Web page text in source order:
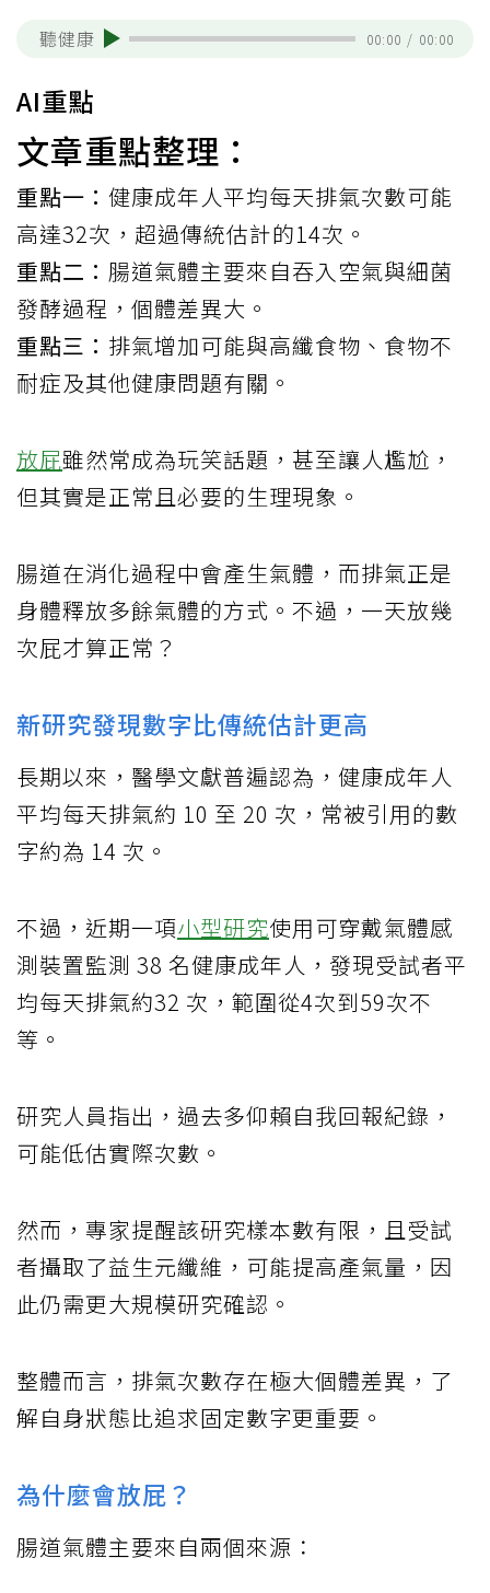
聽健康 00:00 / 00:00
AI重點
文章重點整理：
重點一： 健康成年人平均每天排氣次數可能
高達32次，超過傳統估計的14次。
重點二： 腸道氣體主要來自吞入空氣與細菌
發酵過程，個體差異大。
重點三： 排氣增加可能與高纖食物、食物不
耐症及其他健康問題有關。
放屁雖然常成為玩笑話題，甚至讓人尷尬，
但其實是正常且必要的生理現象。
腸道在消化過程中會產生氣體，而排氣正是
身體釋放多餘氣體的方式。不過，一天放幾
次屁才算正常？
新研究發現數字比傳統估計更高
長期以來，醫學文獻普遍認為，健康成年人
平均每天排氣約 10 至 20 次，常被引用的數
字約為 14 次。
不過，近期一項小型研究使用可穿戴氣體感
測裝置監測 38 名健康成年人，發現受試者平
均每天排氣約32 次，範圍從4次到59次不
等。
研究人員指出，過去多仰賴自我回報紀錄，
可能低估實際次數。
然而，專家提醒該研究樣本數有限，且受試
者攝取了益生元纖維，可能提高產氣量，因
此仍需更大規模研究確認。
整體而言，排氣次數存在極大個體差異，了
解自身狀態比追求固定數字更重要。
為什麼會放屁？
腸道氣體主要來自兩個來源：